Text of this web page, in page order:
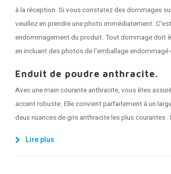
à la réception. Si vous constatez des dommages
veuillez en prendre une photo immédiatement.
endommagement du produit. Tout dommage doit
en incluant des photos de l'emballage
Enduit de poudre anthracite.
Avec une main courante anthracite, vous êtes
accent robuste. Elle convient parfaitement à un
deux nuances de gris anthracite les plus courantes
Lire plus